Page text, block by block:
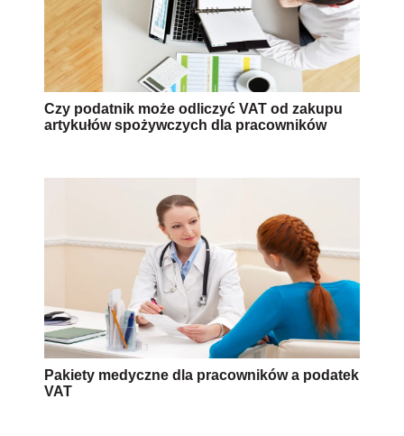
Czy podatnik może odliczyć VAT od zakupu
artykułów spożywczych dla pracowników
Pakiety medyczne dla pracowników a podatek
VAT